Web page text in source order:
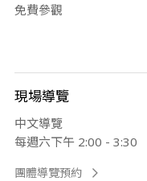
免費參觀
現場導覽
中文導覽
每週六下午 2:00 - 3:30
團體導覽預約